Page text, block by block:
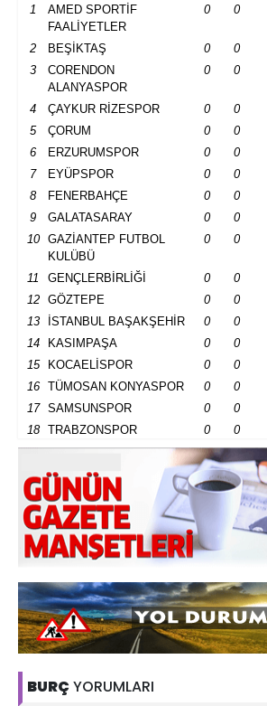
1
AMED SPORTİF
FAALİYETLER
0 0
2 BEŞİKTAŞ 0
0
3
CORENDON
ALANYASPOR
0 0
4 ÇAYKUR RİZESPOR 0
0
5
ÇORUM 0
0
6
ERZURUMSPOR 0
0
7
EYÜPSPOR 0
0
8
FENERBAHÇE 0
0
9
GALATASARAY 0
0
10
GAZİANTEP FUTBOL
KULÜBÜ
0 0
11 GENÇLERBİRLİĞİ 0
0
12
GÖZTEPE 0
0
13
İSTANBUL BAŞAKŞEHİR 0
0
14
KASIMPAŞA 0
0
15
KOCAELİSPOR 0
0
16
TÜMOSAN KONYASPOR 0
0
17
SAMSUNSPOR 0
0
18
TRABZONSPOR 0 0
BURÇ YORUMLARI